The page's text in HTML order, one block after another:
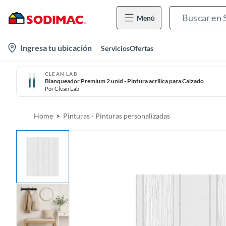
Menú
Ingresa tu ubicación ServiciosOfertas
CLEAN LAB
Blanqueador Premium 2 unid - Pintura acrílica para Calzado
PorClean Lab
Home Pinturas - Pinturas personalizadas